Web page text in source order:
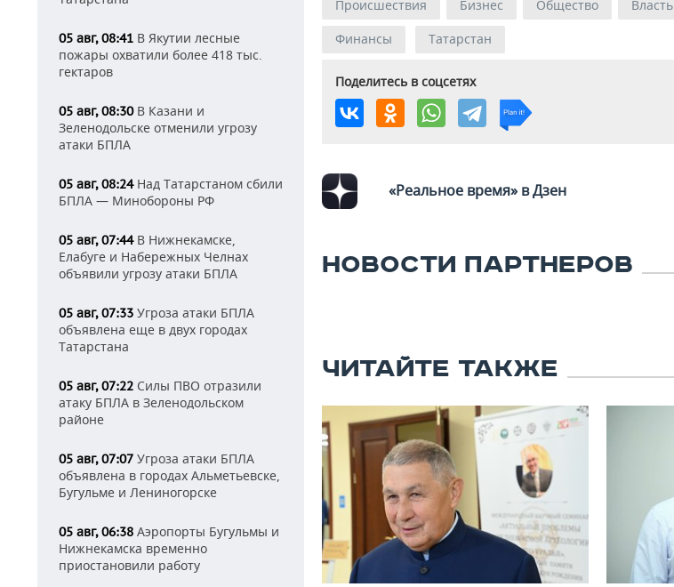
05 авг, 08:41 В Якутии лесные
пожары охватили более 418 тыс.
гектаров
05 авг, 08:30В Казани и
Зеленодольске отменили угрозу
атаки БПЛА
05 авг, 08:24Над Татарстаном сбили
БПЛА — Минобороны РФ
05 авг, 07:44В Нижнекамске,
Елабуге и Набережных Челнах
объявили угрозу атаки БПЛА
05 авг, 07:33 Угроза атаки БПЛА
объявлена еще в двух городах
Татарстана
05 авг, 07:22 Силы ПВО отразили
атаку БПЛА в Зеленодольском
районе
05 авг, 07:07 Угроза атаки БПЛА
объявлена в городах Альметьевске,
Бугульме и Лениногорске
05 авг, 06:38 Аэропорты Бугульмы и
Нижнекамска временно
приостановили работу
Происшествия Бизнес Общество Власть
Финансы
Татарстан
Поделитесь в соцсетях
«Реальное время» в Дзен
НОВОСТИ ПАРТНЕРОВ
ЧИТАЙТЕ ТАКЖЕ